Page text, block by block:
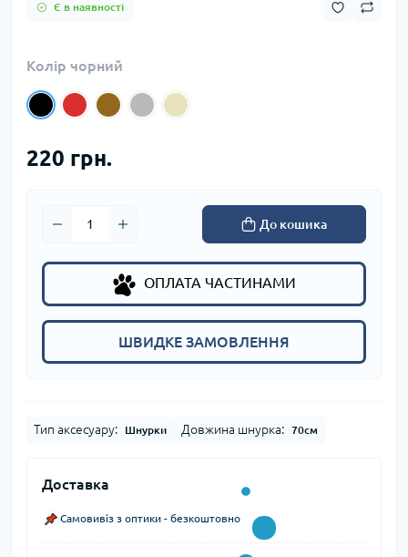
Є в наявності
Колір чорний
220 грн.
До кошика
ОПЛАТА ЧАСТИНАМИ
ШВИДКЕ ЗАМОВЛЕННЯ
Тип аксесуару: Шнурки Довжина шнурка: 70см
Доставка
Самовивіз з оптики - безкоштовно